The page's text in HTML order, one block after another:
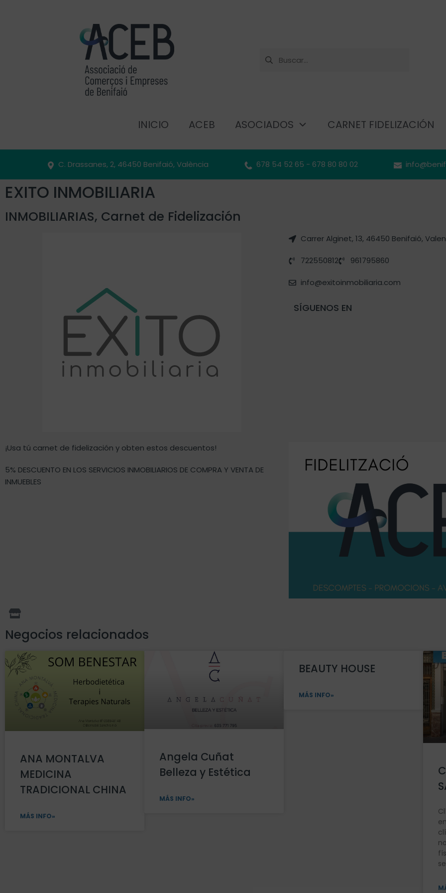
INICIO ACEB ASOCIADOS CARNET FIDELIZACIÓN
C. Drassanes, 2, 46450 Benifaió, València 678 54 52 65 - 678 80 80 02
EXITO INMOBILIARIA
INMOBILIARIAS, Carnet de Fidelización
Carrer Alginet, 13, 46450 Benifaió,
722550812 961795860
info@exitoinmobiliaria.com
SÍGUENOS EN
¡Usa tú carnet de fidelización y obten estos descuentos!
5% DESCUENTO EN LOS SERVICIOS INMOBILIARIOS DE COMPRA Y VENTA DE
INMUEBLES
Negocios relacionados
ANA MONTALVA
MEDICINA
TRADICIONAL CHINA
MÁS INFO»
Angela Cuñat
Belleza y Estética
MÁS INFO»
BEAUTY HOUSE
MÁS INFO»